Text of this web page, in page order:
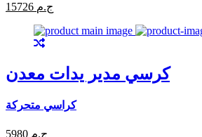
15726 ج.م
كرسي مدير يدات معدن
كراسي متحركة
5980 ج.م